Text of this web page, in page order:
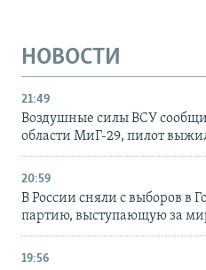
НОВОСТИ
21:49
Воздушные силы ВСУ
области МиГ-29, пилот
20:59
В России сняли с выборов в
партию, выступающую за
19:56